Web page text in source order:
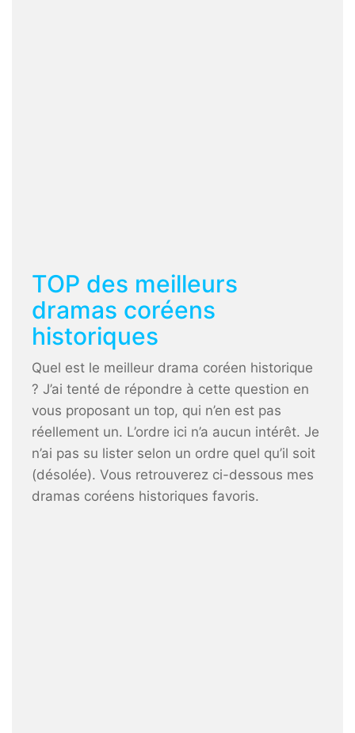
TOP des meilleurs
dramas coréens
historiques
Quel est le meilleur drama coréen historique
? J’ai tenté de répondre à cette question en
vous proposant un top, qui n’en est pas
réellement un. L’ordre ici n’a aucun intérêt. Je
n’ai pas su lister selon un ordre quel qu’il soit
(désolée). Vous retrouverez ci-dessous mes
dramas coréens historiques favoris.